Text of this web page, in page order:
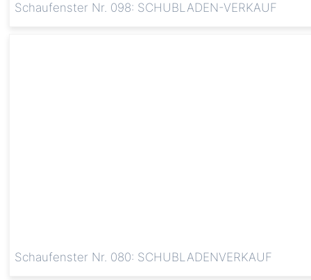
Schaufenster Nr. 098: SCHUBLADEN-VERKAUF
Schaufenster Nr. 080: SCHUBLADENVERKAUF